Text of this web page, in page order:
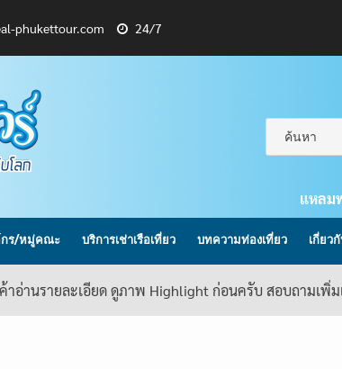
phukettour.com
24/7
แหลม
กร/หมู่คณะ บริการเช่าเรือเที่ยว บทความท่องเที่ยว เกี่ยว
อ่านรายละเอียด ดูภาพ Highlight ก่อนครับ สอบถามเพิ่